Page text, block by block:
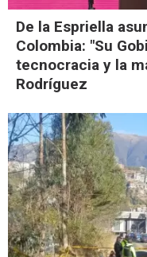
De la Espriella
Colombia: "Su
tecnocracia y la
Rodríguez